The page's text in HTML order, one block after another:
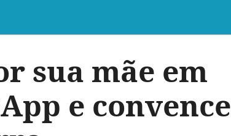
sua mãe em
e convence